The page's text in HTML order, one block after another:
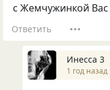
с Жемчужинкой
Ответить
Инесса 3
1 год назад